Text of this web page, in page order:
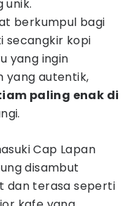
unik.
berkumpul bagi
secangkir kopi
yang ingin
yang autentik,
paling enak di
Cap Lapan
disambut
dan terasa seperti